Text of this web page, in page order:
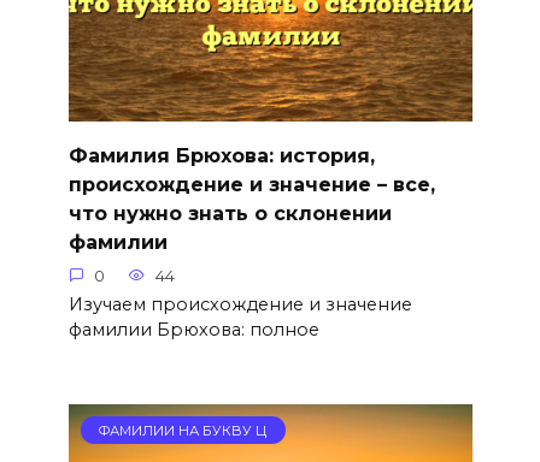
Фамилия Брюхова: история,
происхождение и значение – все,
что нужно знать о склонении
фамилии
0 44
Изучаем происхождение и значение
фамилии Брюхова: полное
ФАМИЛИИ НА БУКВУ Ц